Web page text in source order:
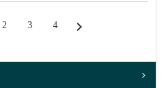
2 3 4